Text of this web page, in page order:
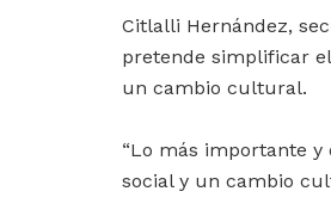
Citlalli Hernández,
pretende simplificar
un cambio cultural.
“Lo más importante
social y un cambio